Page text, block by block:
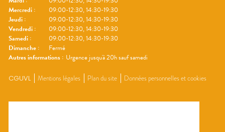
Mercredi :
09:00-12:30, 14:30-19:30
Jeudi :
09:00-12:30, 14:30-19:30
Vendredi :
09:00-12:30, 14:30-19:30
Samedi :
09:00-12:30, 14:30-19:30
Dimanche :
Fermé
Autres informations : Urgence jusqu'à 20h sauf samedi
CGUVL Mentions légales Plan du site Données personnelles et cookies